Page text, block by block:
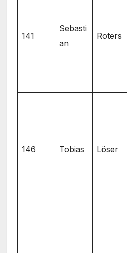
141
Sebasti
an
Roters
146 Tobias Löser